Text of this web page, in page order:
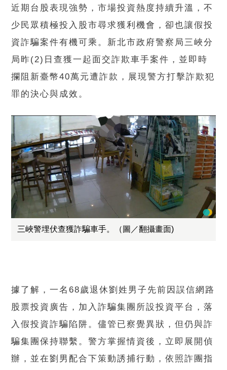
近期台股表現強勢，市場投資熱度持續升溫，不
少民眾積極投入股市尋求獲利機會，卻也讓假投
資詐騙案件有機可乘。新北市政府警察局三峽分
局昨(2)日查獲一起面交詐欺車手案件，並即時
攔阻新臺幣40萬元遭詐款，展現警方打擊詐欺犯
罪的決心與成效。
三峽警埋伏查獲詐騙車手。（圖／翻攝畫面)
據了解，一名68歲退休劉姓男子先前因誤信網路
股票投資廣告，加入詐騙集團所設投資平台，落
入假投資詐騙陷阱。儘管已察覺異狀，但仍與詐
騙集團保持聯繫。警方掌握情資後，立即展開偵
辦，並在劉男配合下策動誘捕行動，依照詐團指